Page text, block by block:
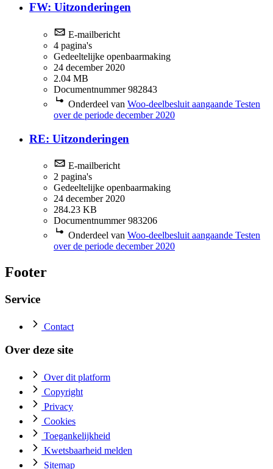
FW: Uitzonderingen
E-mailbericht
4 pagina's
Gedeeltelijke openbaarmaking
24 december 2020
2.04 MB
Documentnummer 982843
Onderdeel van Woo-deelbesluit aangaande Testen
over de periode december 2020
RE: Uitzonderingen
E-mailbericht
2 pagina's
Gedeeltelijke openbaarmaking
24 december 2020
284.23 KB
Documentnummer 983206
Onderdeel van Woo-deelbesluit aangaande Testen
over de periode december 2020
Footer
Service
Contact
Over deze site
Over dit platform
Copyright
Privacy
Cookies
Toegankelijkheid
Kwetsbaarheid melden
Sitemap